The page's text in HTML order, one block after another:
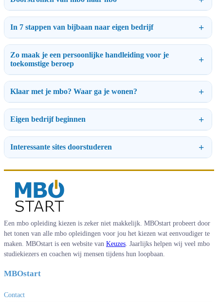
In 7 stappen van bijbaan naar eigen bedrijf
Zo maak je een persoonlijke handleiding voor je
toekomstige beroep
Klaar met je mbo? Waar ga je wonen?
Eigen bedrijf beginnen
Interessante sites doorstuderen
Een mbo opleiding kiezen is zeker niet makkelijk. MBOstart probeert door
het tonen van alle mbo opleidingen voor jou het kiezen wat eenvoudiger te
maken. MBOstart is een website van Keuzes . Jaarlijks helpen wij veel mbo
studiekiezers en coachen wij mensen tijdens hun loopbaan.
MBOstart
Contact